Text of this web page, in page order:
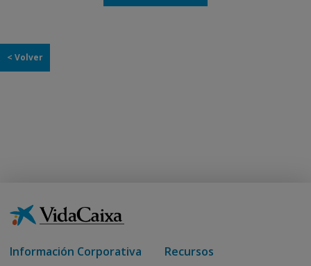
< Volver
Información Corporativa Recursos